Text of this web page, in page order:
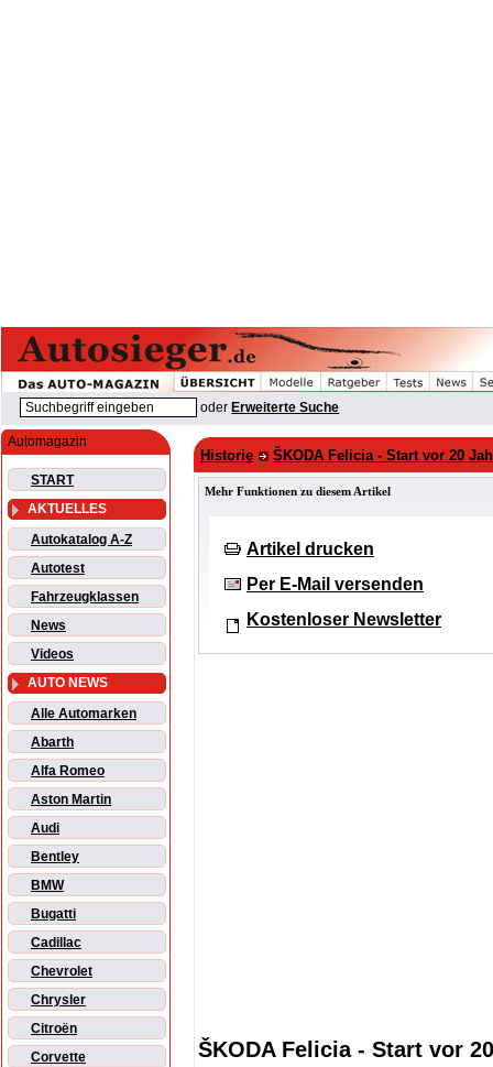
oder Erweiterte Suche
Automagazin
START
AKTUELLES
Autokatalog A-Z
Autotest
Fahrzeugklassen
News
Videos
AUTO NEWS
Alle Automarken
Abarth
Alfa Romeo
Aston Martin
Audi
Bentley
BMW
Bugatti
Cadillac
Chevrolet
Chrysler
Citroën
Corvette
Historie ŠKODA Felicia - Start vor 20
Mehr Funktionen zu diesem Artikel
Artikel drucken
Per E-Mail versenden
Kostenloser Newsletter
ŠKODA Felicia - Start vor